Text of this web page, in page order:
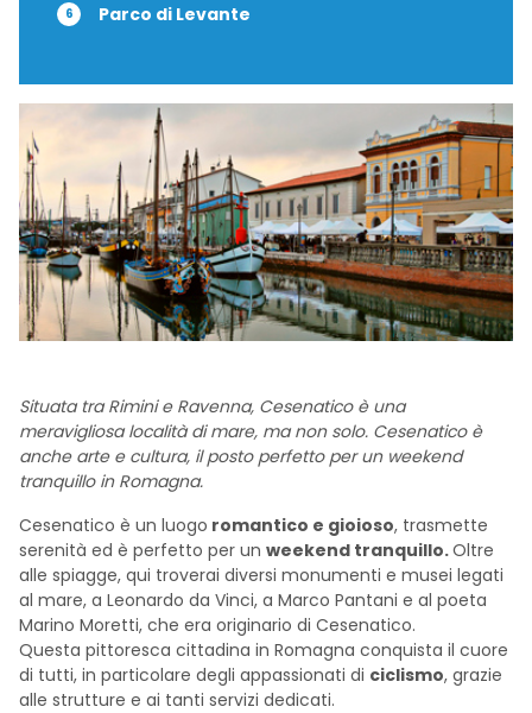
Parco di Levante
Situata tra Rimini e Ravenna, Cesenatico è una
meravigliosa località di mare, ma non solo. Cesenatico è
anche arte e cultura, il posto perfetto per un weekend
tranquillo in Romagna.
Cesenatico è un luogo romantico e gioioso, trasmette
serenità ed è perfetto per un weekend tranquillo.Oltre
alle spiagge, qui troverai diversi monumenti e musei legati
al mare, a Leonardo da Vinci, a Marco Pantani e al poeta
Marino Moretti, che era originario di Cesenatico.
Questa pittoresca cittadina in Romagna conquista il cuore
di tutti, in particolare degli appassionati di ciclismo, grazie
alle strutture e ai tanti servizi dedicati.